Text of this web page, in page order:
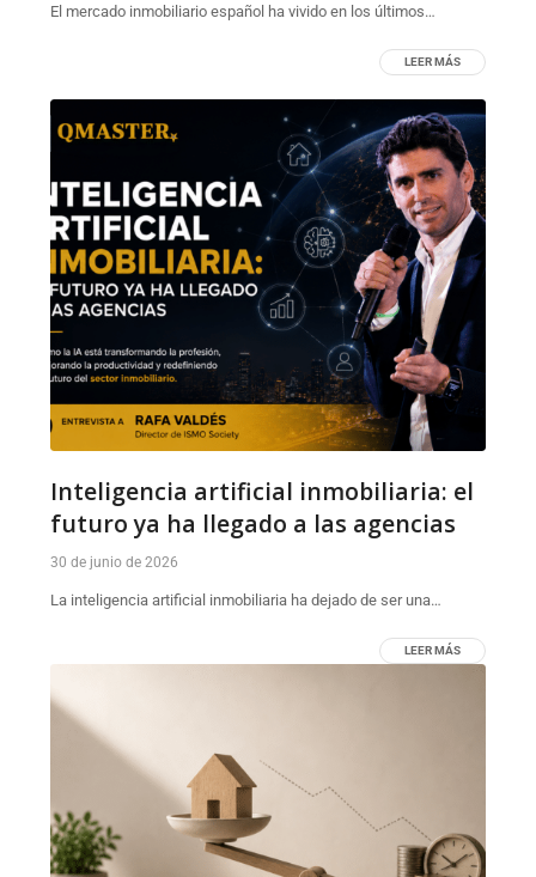
El mercado inmobiliario español ha vivido en los últimos…
LEER MÁS
Inteligencia artificial inmobiliaria: el
futuro ya ha llegado a las agencias
30 de junio de 2026
La inteligencia artificial inmobiliaria ha dejado de ser una…
LEER MÁS